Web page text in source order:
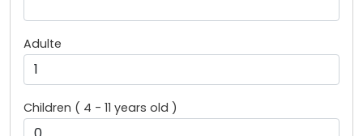
Adulte
Children ( 4 - 11 years old )